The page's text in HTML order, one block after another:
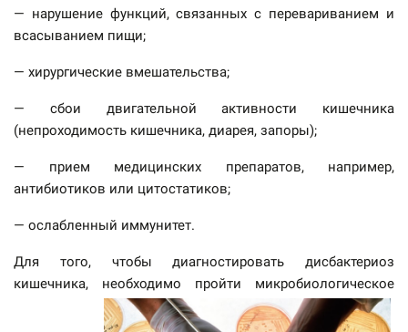
— нарушение функций, связанных с перевариванием и
всасыванием пищи;
— хирургические вмешательства;
— сбои двигательной активности кишечника
(непроходимость кишечника, диарея, запоры);
— прием медицинских препаратов, например,
антибиотиков или цитостатиков;
— ослабленный иммунитет.
Для того, чтобы диагностировать дисбактериоз
кишечника, необходимо пройти микробиологическое